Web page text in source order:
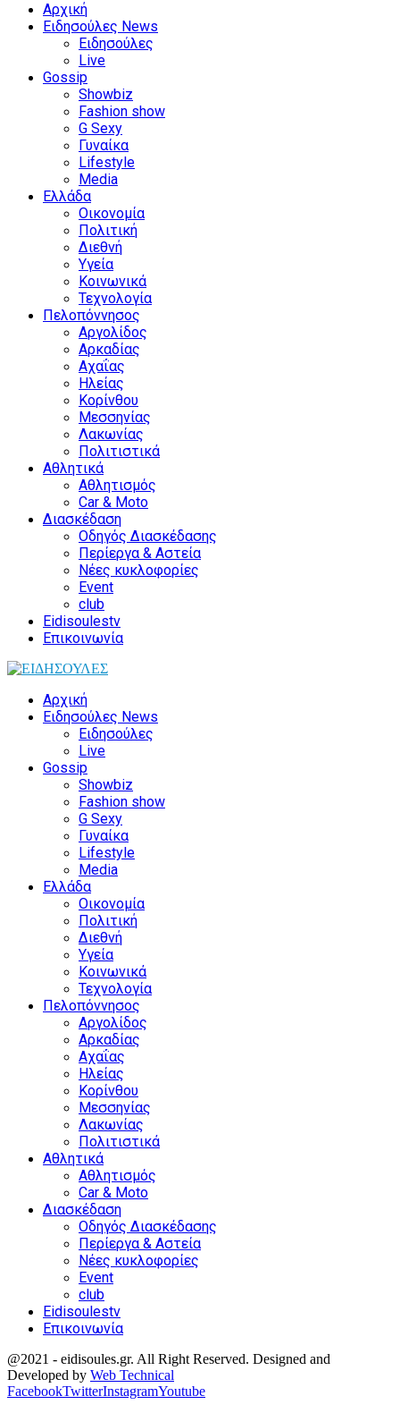
Αρχική
Ειδησούλες News
Ειδησούλες
Live
Gossip
Showbiz
Fashion show
G Sexy
Γυναίκα
Lifestyle
Media
Ελλάδα
Οικονομία
Πολιτική
Διεθνή
Υγεία
Κοινωνικά
Τεχνολογία
Πελοπόννησος
Αργολίδος
Αρκαδίας
Αχαΐας
Ηλείας
Κορίνθου
Μεσσηνίας
Λακωνίας
Πολιτιστικά
Αθλητικά
Αθλητισμός
Car & Moto
Διασκέδαση
Οδηγός Διασκέδασης
Περίεργα & Αστεία
Νέες κυκλοφορίες
Event
club
Eidisoulestv
Επικοινωνία
Αρχική
Ειδησούλες News
Ειδησούλες
Live
Gossip
Showbiz
Fashion show
G Sexy
Γυναίκα
Lifestyle
Media
Ελλάδα
Οικονομία
Πολιτική
Διεθνή
Υγεία
Κοινωνικά
Τεχνολογία
Πελοπόννησος
Αργολίδος
Αρκαδίας
Αχαΐας
Ηλείας
Κορίνθου
Μεσσηνίας
Λακωνίας
Πολιτιστικά
Αθλητικά
Αθλητισμός
Car & Moto
Διασκέδαση
Οδηγός Διασκέδασης
Περίεργα & Αστεία
Νέες κυκλοφορίες
Event
club
Eidisoulestv
Επικοινωνία
@2021 - eidisoules.gr. All Right Reserved. Designed and
Developed by Web Technical
FacebookTwitterInstagramYoutube